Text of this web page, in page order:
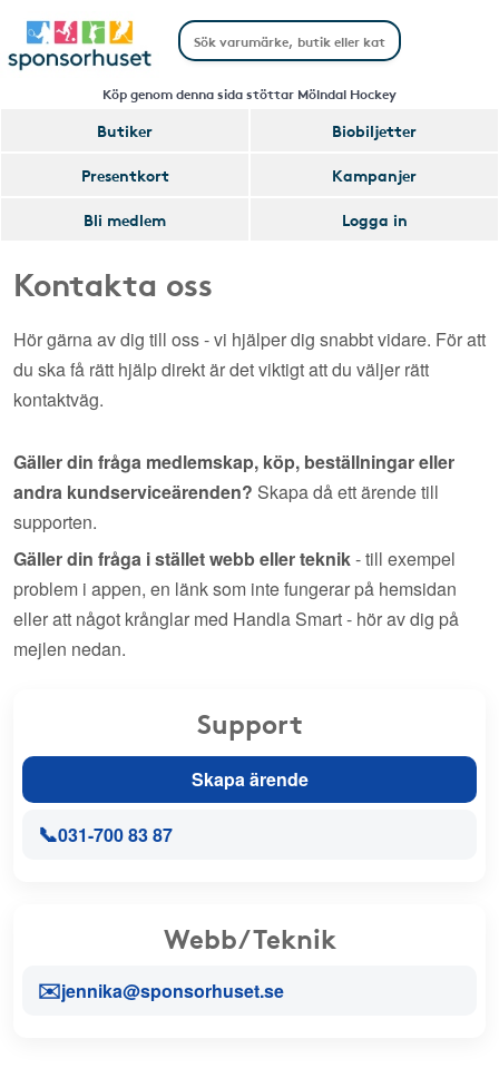
Köp genom denna sida stöttar Mölndal Hockey
Butiker
Biobiljetter
Presentkort
Kampanjer
Bli medlem
Logga in
Kontakta oss
Hör gärna av dig till oss - vi hjälper dig snabbt vidare. För att
du ska få rätt hjälp direkt är det viktigt att du väljer rätt
kontaktväg.
Gäller din fråga medlemskap, köp, beställningar eller
andra kundserviceärenden? Skapa då ett ärende till
supporten.
Gäller din fråga i stället webb eller teknik- till exempel
problem i appen, en länk som inte fungerar på hemsidan
eller att något krånglar med Handla Smart - hör av dig på
mejlen nedan.
Support
Skapa ärende
📞031-700 83 87
Webb/Teknik
✉️jennika@sponsorhuset.se